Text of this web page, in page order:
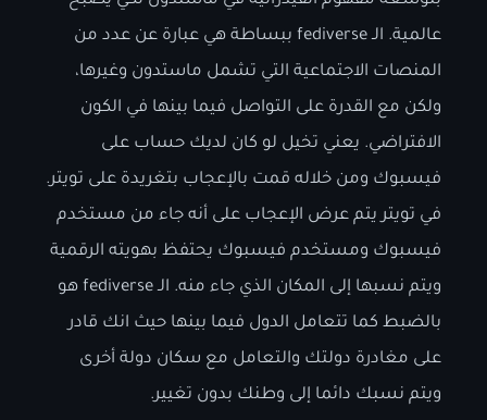
عالمية. الـ fediverse ببساطة هي عبارة عن عدد من
المنصات الاجتماعية التي تشمل ماستدون وغيرها،
ولكن مع القدرة على التواصل فيما بينها في الكون
الافتراضي. يعني تخيل لو كان لديك حساب على
فيسبوك ومن خلاله قمت بالإعجاب بتغريدة على تويتر.
في تويتر يتم عرض الإعجاب على أنه جاء من مستخدم
فيسبوك ومستخدم فيسبوك يحتفظ بهويته الرقمية
ويتم نسبها إلى المكان الذي جاء منه. الـ fediverse هو
بالضبط كما تتعامل الدول فيما بينها حيث انك قادر
على مغادرة دولتك والتعامل مع سكان دولة أخرى
ويتم نسبك دائما إلى وطنك بدون تغيير.